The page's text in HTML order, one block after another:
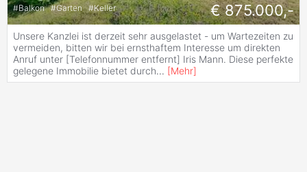
#Balkon #Garten #Keller € 875.000,-
Unsere Kanzlei ist derzeit sehr ausgelastet - um Wartezeiten zu
vermeiden, bitten wir bei ernsthaftem Interesse um direkten
Anruf unter [Telefonnummer entfernt] Iris Mann. Diese perfekte
gelegene Immobilie bietet durch... [Mehr]